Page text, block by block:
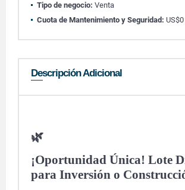
Tipo de negocio: Venta
Cuota de Mantenimiento y Seguridad: US$0
Descripción Adicional
🌿
¡Oportunidad Única! Lote
para Inversión o